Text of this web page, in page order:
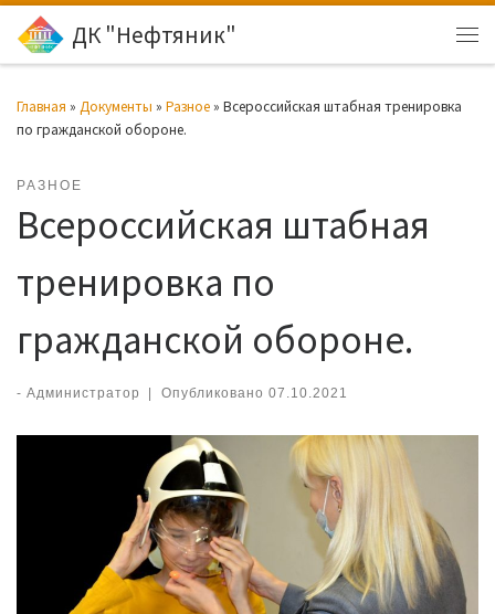
Перейти к содержимому
ДК "Нефтяник"
Главная » Документы » Разное » Всероссийская штабная тренировка
по гражданской обороне.
РАЗНОЕ
Всероссийская штабная
тренировка по
гражданской обороне.
- Администратор Опубликовано 07.10.2021